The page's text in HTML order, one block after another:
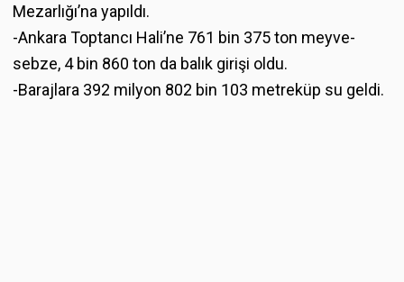
Mezarlığı’na yapıldı.
-Ankara Toptancı Hali’ne 761 bin 375 ton meyve-
sebze, 4 bin 860 ton da balık girişi oldu.
-Barajlara 392 milyon 802 bin 103 metreküp su geldi.